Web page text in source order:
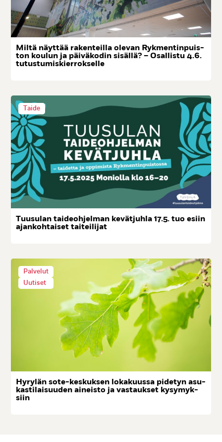
Mil­tä näyt­tää ra­ken­teil­la ole­van Ryk­men­tin­puis­
ton kou­lun ja päi­vä­ko­din si­säl­lä? – Osal­lis­tu 4.6.
tu­tus­tu­mis­kier­rok­sel­le
Taide
Tuu­su­lan tai­deoh­jel­man ke­vät­juh­la 17.5. tuo esiin
ajan­koh­tai­set tai­tei­li­jat
Palvelut
Uutiset
Hy­ry­län so­te-kes­kuk­sen lo­ka­kuus­sa pi­de­tyn asu­
kas­ti­lai­suu­den ai­neis­to ja vas­tauk­set ky­sy­myk­
siin